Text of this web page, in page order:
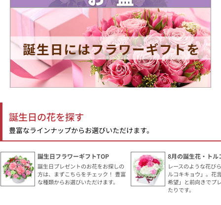
誕生日の花を探す
豊富なラインナップからお選びいただけます。
誕生日フラワーギフトTOP
誕生日プレゼントのお花をお探しの
方は、まずこちらをチェック！ 豊富
な種類からお選びいただけます。
8月の誕生花・トル
レースのような花び
ルコキキョウ」。花
希望」と前向きでプ
たりです。